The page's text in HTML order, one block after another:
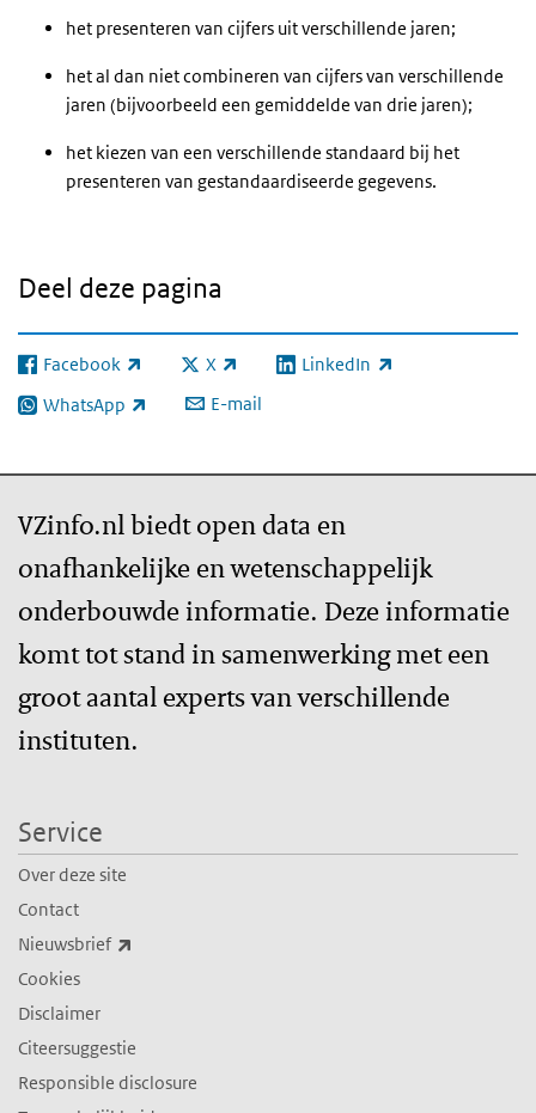
het presenteren van cijfers uit verschillende jaren;
het al dan niet combineren van cijfers van verschillende
jaren (bijvoorbeeld een gemiddelde van drie jaren);
het kiezen van een verschillende standaard bij het
presenteren van gestandaardiseerde gegevens.
Deel deze pagina
Facebook
(externe link) X
(externe link) LinkedIn
(externe link)
WhatsApp
(externe link) E-mail
VZinfo.nl biedt open data en
onafhankelijke en wetenschappelijk
onderbouwde informatie. Deze informatie
komt tot stand in samenwerking met een
groot aantal experts van verschillende
instituten.
Service
Over deze site
Contact
Nieuwsbrief
Cookies
Disclaimer
Citeersuggestie
Responsible disclosure